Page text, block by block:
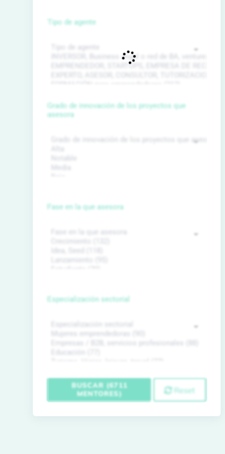
Tipo de agente
Grado de innovación de los proyectos que
asesora
Fase en la que asesora
Especialización sectorial
BUSCAR (6711
MENTORES)
Reset